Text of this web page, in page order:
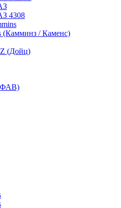
4308
(Камминз / Каменс)
(Дойц)
(ФАВ)